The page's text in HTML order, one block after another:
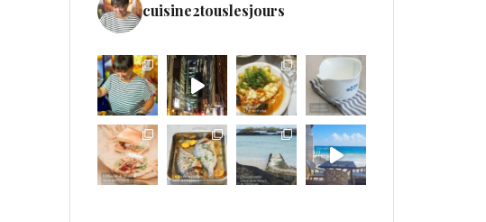
cuisine2touslesjours